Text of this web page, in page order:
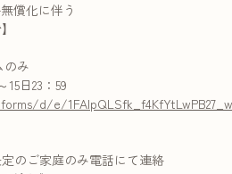
償化に伴う
】
み
日23：59
d/e/
のご家庭のみ電話にて連絡